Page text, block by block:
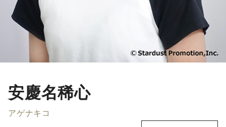
安慶名稀心
アゲナキコ